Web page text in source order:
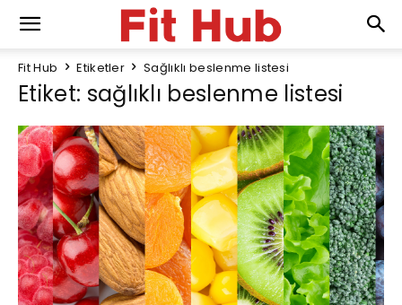
Fit Hub Etiketler Sağlıklı beslenme listesi
Etiket: sağlıklı beslenme listesi